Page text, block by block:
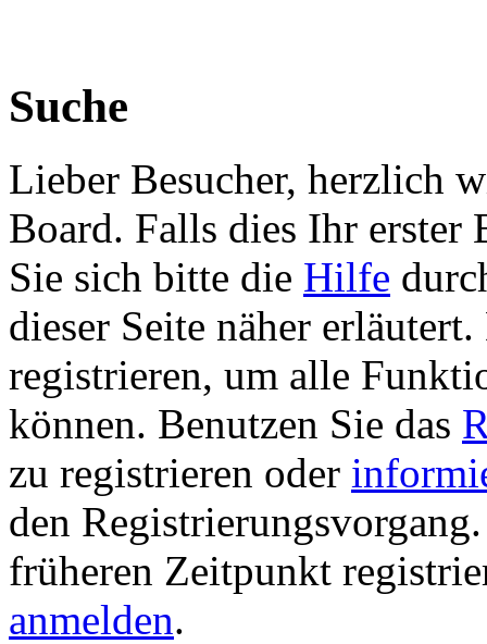
Suche
Lieber Besucher, herzlich
Board. Falls dies Ihr erster
Sie sich bitte die Hilfe
dieser Seite näher
registrieren, um alle
können. Benutzen Sie das
zu registrieren oder
den
früheren Zeitpunkt
anmelden.